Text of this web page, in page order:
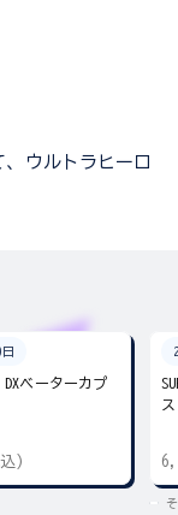
ウルトラヒーロ
DXベーターカプ
)
ス